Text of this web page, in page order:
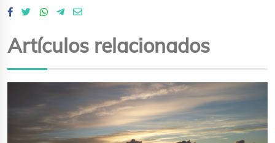
Artículos relacionados